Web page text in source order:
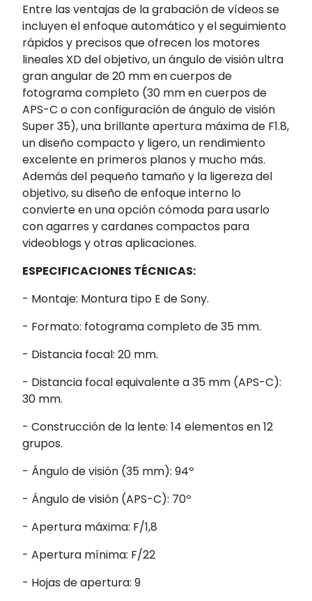
Entre las ventajas de la grabación de vídeos se
incluyen el enfoque automático y el seguimiento
rápidos y precisos que ofrecen los motores
lineales XD del objetivo, un ángulo de visión ultra
gran angular de 20 mm en cuerpos de
fotograma completo (30 mm en cuerpos de
APS-C o con configuración de ángulo de visión
Super 35), una brillante apertura máxima de F1.8,
un diseño compacto y ligero, un rendimiento
excelente en primeros planos y mucho más.
Además del pequeño tamaño y la ligereza del
objetivo, su diseño de enfoque interno lo
convierte en una opción cómoda para usarlo
con agarres y cardanes compactos para
videoblogs y otras aplicaciones.
ESPECIFICACIONES TÉCNICAS:
- Montaje: Montura tipo E de Sony.
- Formato: fotograma completo de 35 mm.
- Distancia focal: 20 mm.
- Distancia focal equivalente a 35 mm (APS-C):
30 mm.
- Construcción de la lente: 14 elementos en 12
grupos.
- Ángulo de visión (35 mm): 94º
- Ángulo de visión (APS-C): 70º
- Apertura máxima: F/1,8
- Apertura mínima: F/22
- Hojas de apertura: 9